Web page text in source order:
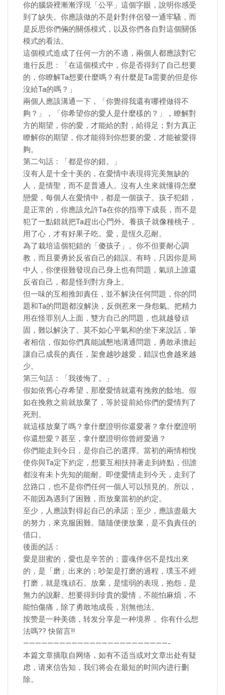
你的腦袋裡漸漸浮現「公平」這個字眼，說明你感受
到了缺失。你應該做的不是針對伴侶發一通牢騷，而
是反思你們倆的關係模式，以及你們各自對這個關係
模式的看法。
這個模式造成了任何一方的不適，兩個人都應該對它
進行反思：「在這個模式中，你是否得到了自己想要
的，你瞭解Ta想要什麼嗎？有什麼是Ta需要的但是你
沒給Ta的嗎？」
兩個人應該溝通一下，「你覺得我還有哪裡做得不
夠？」，「你希望你的愛人是什麼樣的？」，瞭解對
方的期望，你的愛，才能給的對，給得足；對方真正
瞭解你的期望，你才能得到你想要的愛，才能被愛得
夠。
第二句話：「都是你的錯。」
沒有人是十全十美的，在愛情中表現得完美無缺的
人，是情聖，而不是普通人。沒有人生來就懂得怎麼
戀愛，每個人在愛情中，都是一個孩子。孩子犯錯，
是正常的，你應該允許Ta在你的指導下成長，而不是
犯了一點錯就把Ta趕出心門外。養孩子就像種桃子，
用了心，才有好果子吃。愛，是恆久忍耐。
為了栽培這個犯錯的「傻孩子」。你不但要耐心調
教，而且要勇於反省自己的錯誤。有時，只因你是局
中人，你便很難發現自己身上也有問題，氣頭上誰還
反省自己，都是怪到對方身上。
但一味的互相推卸責任，並不解決任何問題，你的問
題和Ta的問題都沒解決，反倒惹來一身怨氣。把精力
用在怪罪別人上面，雙方自己的問題，也就越發頑
固，難以解決了。莫不如心平氣和的坐下來說話，筆
者相信，假如你們真能誠懇地溝通問題，勇敢承擔起
讓自己成長的責任，架會越吵越愛，錯誤也會越來越
少。
第三句話：「我後悔了。」
假如依舊心存希望，那麼愛情就還有挽救的餘地。假
如在挽救之前就放棄了，等於提前給你們的愛情判了
死刑。
就這樣放棄了嗎？拿什麼證明你還愛著？拿什麼證明
你還想愛？甚至，拿什麼證明你曾經愛過？
你們能走到今日，是你自己的選擇。當初的兩情相悅
使你與Ta定下約定，想要互相扶持著走到終點，但誰
都沒有未卜先知的能耐。即使愛情走到今天，走到了
岔路口，也不是你們任何一個人可以預見的。所以，
不能因為遇到了困難，而放棄當初的約定。
至少，人應該對得起自己的承諾；至少，應該盡最大
的努力，來克服困難。隨隨便便放棄，是不負責任的
借口。
後面的話：
愛是甜蜜的，愛也是辛苦的；靈魂伴侶不是找出來
的，是「磨」出來的；吵架是打磨的過程，璞玉不經
打磨，就是塊頑石。放棄，是懦弱的表現，抱怨，是
無力的說辭。想要得到珍貴的愛情，不能怕麻煩，不
能怕傷痛，除了勇敢地成長，別無他法。
按赞是一种美德，转发分享是一种境界， 你有什么想
法嗎?? 快留言!!
————————————————————————-
本篇文章摘取自网络，如有不适当或对文章出处有疑
虑，请來信告知，我们将会在最短的时间内进行删
除。